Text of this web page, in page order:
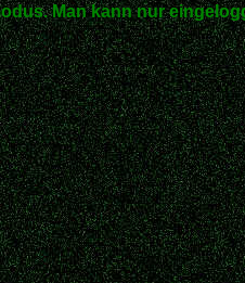
Man kann nur